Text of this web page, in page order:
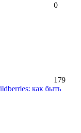
0
179
как быть